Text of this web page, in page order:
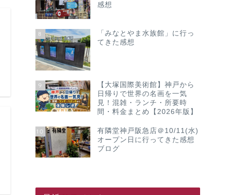
感想
8
「みなとやま水族館」に行っ
てきた感想
9
【大塚国際美術館】神戸から
日帰りで世界の名画を一気
見！混雑・ランチ・所要時
間・料金まとめ【2026年版】
10
有隣堂神戸阪急店＠10/11(水)
オープン日に行ってきた感想
ブログ